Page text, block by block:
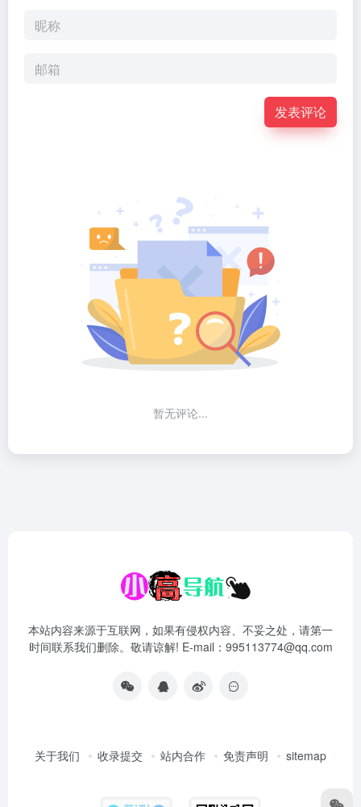
发表评论
暂无评论...
本站内容来源于互联网，如果有侵权内容、不妥之处，请第一
时间联系我们删除。敬请谅解! E-mail：995113774@qq.com
关于我们 收录提交 站内合作 免责声明 sitemap